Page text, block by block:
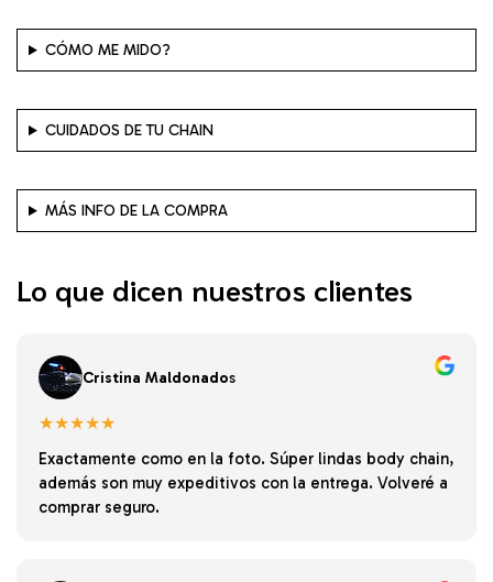
CÓMO ME MIDO?
CUIDADOS DE TU CHAIN
MÁS INFO DE LA COMPRA
Lo que dicen nuestros clientes
Cristina Maldonados
★★★★★
Exactamente como en la foto. Súper lindas body chain,
además son muy expeditivos con la entrega. Volveré a
comprar seguro.